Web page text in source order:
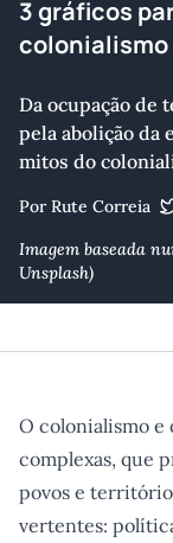
3 gráficos
Da ocupação de
pela abolição da
mitos do
Por Rute Correia
Imagem baseada
Unsplash)
O colonialismo
complexas, que
povos e
vertentes: